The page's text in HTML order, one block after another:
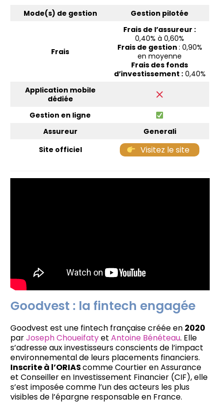
Mode(s) de gestion
Gestion pilotée
Frais
Frais de l’assureur :
0,40% à 0,60%
Frais de gestion : 0,90%
en moyenne
Frais des fonds
d’investissement :0,40%
Application mobile
dédiée
Gestion en ligne
Assureur
Generali
Site officiel
Visitez le site
Goodvest : la fintech engagée
Goodvest est une fintech française créée en 2020
parJoseph Choueifatyet Antoine Bénéteau. Elle
s’adresse aux investisseurs conscients de l’impact
environnemental de leurs placements financiers.
Inscrite à l’ORIAScomme Courtier en Assurance
et Conseiller en Investissement Financier (CIF), elle
s’est imposée comme l’un des acteurs les plus
visibles de l’épargne responsable en France.